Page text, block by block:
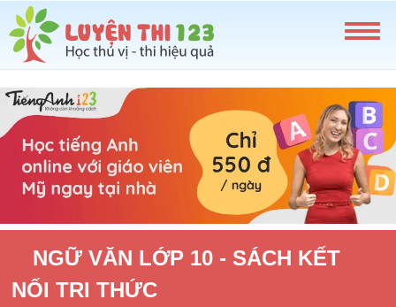
NGỮ VĂN LỚP 10 - SÁCH KẾT
NỐI TRI THỨC